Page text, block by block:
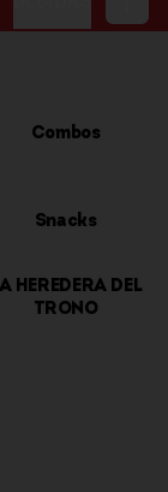
Combos
Snacks
HEREDERA DEL
TRONO